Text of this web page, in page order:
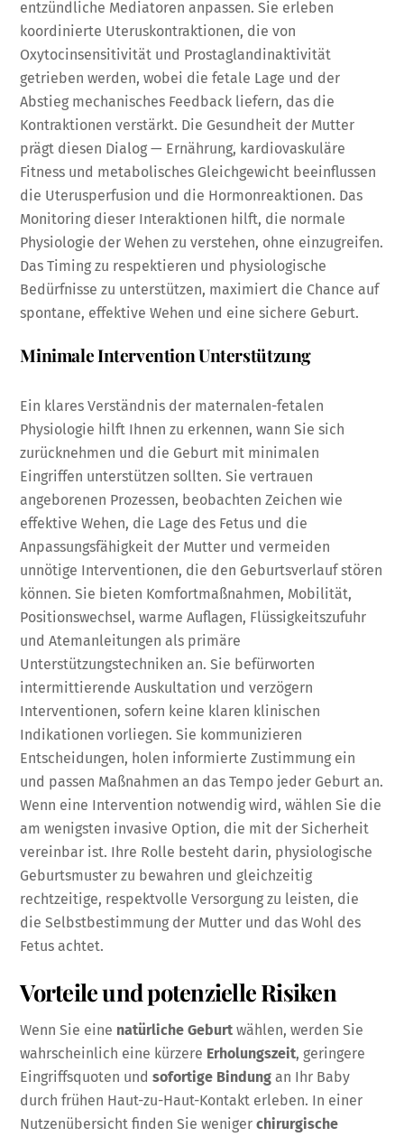
entzündliche Mediatoren anpassen. Sie erleben
koordinierte Uteruskontraktionen, die von
Oxytocinsensitivität und Prostaglandinaktivität
getrieben werden, wobei die fetale Lage und der
Abstieg mechanisches Feedback liefern, das die
Kontraktionen verstärkt. Die Gesundheit der Mutter
prägt diesen Dialog — Ernährung, kardiovaskuläre
Fitness und metabolisches Gleichgewicht beeinflussen
die Uterusperfusion und die Hormonreaktionen. Das
Monitoring dieser Interaktionen hilft, die normale
Physiologie der Wehen zu verstehen, ohne einzugreifen.
Das Timing zu respektieren und physiologische
Bedürfnisse zu unterstützen, maximiert die Chance auf
spontane, effektive Wehen und eine sichere Geburt.
Minimale Intervention Unterstützung
Ein klares Verständnis der maternalen-fetalen
Physiologie hilft Ihnen zu erkennen, wann Sie sich
zurücknehmen und die Geburt mit minimalen
Eingriffen unterstützen sollten. Sie vertrauen
angeborenen Prozessen, beobachten Zeichen wie
effektive Wehen, die Lage des Fetus und die
Anpassungsfähigkeit der Mutter und vermeiden
unnötige Interventionen, die den Geburtsverlauf stören
können. Sie bieten Komfortmaßnahmen, Mobilität,
Positionswechsel, warme Auflagen, Flüssigkeitszufuhr
und Atemanleitungen als primäre
Unterstützungstechniken an. Sie befürworten
intermittierende Auskultation und verzögern
Interventionen, sofern keine klaren klinischen
Indikationen vorliegen. Sie kommunizieren
Entscheidungen, holen informierte Zustimmung ein
und passen Maßnahmen an das Tempo jeder Geburt an.
Wenn eine Intervention notwendig wird, wählen Sie die
am wenigsten invasive Option, die mit der Sicherheit
vereinbar ist. Ihre Rolle besteht darin, physiologische
Geburtsmuster zu bewahren und gleichzeitig
rechtzeitige, respektvolle Versorgung zu leisten, die
die Selbstbestimmung der Mutter und das Wohl des
Fetus achtet.
Vorteile und potenzielle Risiken
Wenn Sie eine natürliche Geburt wählen, werden Sie
wahrscheinlich eine kürzere Erholungszeit, geringere
Eingriffsquoten undsofortige Bindung an Ihr Baby
durch frühen Haut-zu-Haut-Kontakt erleben. In einer
Nutzenübersicht finden Sie wenigerchirurgische